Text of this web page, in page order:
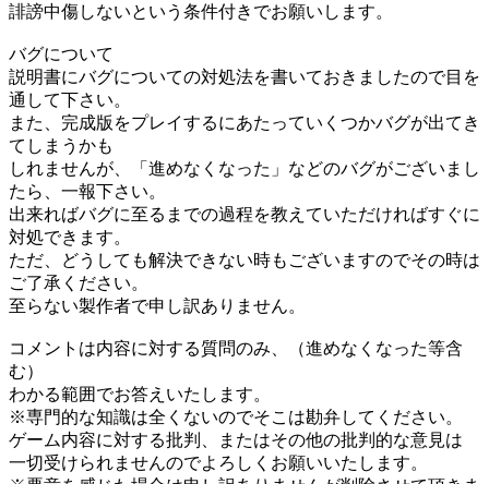
誹謗中傷しないという条件付きでお願いします。
バグについて
説明書にバグについての対処法を書いておきましたので目を
通して下さい。
また、完成版をプレイするにあたっていくつかバグが出てき
てしまうかも
しれませんが、「進めなくなった」などのバグがございまし
たら、一報下さい。
出来ればバグに至るまでの過程を教えていただければすぐに
対処できます。
ただ、どうしても解決できない時もございますのでその時は
ご了承ください。
至らない製作者で申し訳ありません。
コメントは内容に対する質問のみ、（進めなくなった等含
む）
わかる範囲でお答えいたします。
※専門的な知識は全くないのでそこは勘弁してください。
ゲーム内容に対する批判、またはその他の批判的な意見は
一切受けられませんのでよろしくお願いいたします。